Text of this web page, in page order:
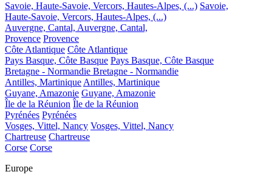
Savoie, Haute-Savoie, Vercors, Hautes-Alpes, (...) Savoie,
Haute-Savoie, Vercors, Hautes-Alpes, (...)
Auvergne, Cantal, Auvergne, Cantal,
Provence Provence
Côte Atlantique Côte Atlantique
Pays Basque, Côte Basque Pays Basque, Côte Basque
Bretagne - Normandie Bretagne - Normandie
Antilles, MartiniqueAntilles, Martinique
Guyane, Amazonie Guyane, Amazonie
Île de la Réunion Île de la Réunion
Pyrénées Pyrénées
Vosges, Vittel, Nancy Vosges, Vittel, Nancy
Chartreuse Chartreuse
Corse Corse
Europe